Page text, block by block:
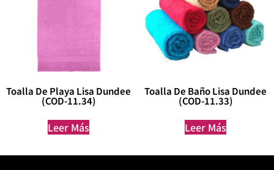
Toalla De Playa Lisa Dundee
(COD-11.34)
Leer Más
Toalla De Baño Lisa Dundee
(COD-11.33)
Leer Más